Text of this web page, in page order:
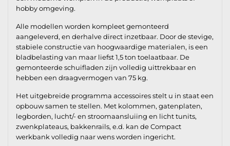
hobby omgeving.
Alle modellen worden kompleet gemonteerd
aangeleverd, en derhalve direct inzetbaar. Door de stevige,
stabiele constructie van hoogwaardige materialen, is een
bladbelasting van maar liefst 1,5 ton toelaatbaar. De
gemonteerde schuifladen zijn volledig uittrekbaar en
hebben een draagvermogen van 75 kg.
Het uitgebreide programma accessoires stelt u in staat een
opbouw samen te stellen. Met kolommen, gatenplaten,
legborden, lucht/- en stroomaansluiing en licht tunits,
zwenkplateaus, bakkenrails, e.d. kan de Compact
werkbank volledig naar wens worden ingericht.